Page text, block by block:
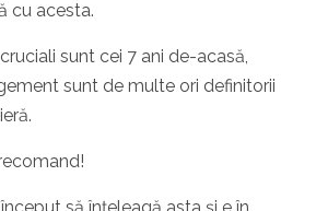
cu acesta.
sunt cei 7 ani de-acasă,
sunt de multe ori definitorii